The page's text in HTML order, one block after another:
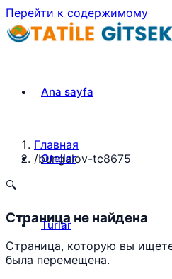
Перейти к содержимому
Ana sayfa
Oteller
Turlar
Главная
/bungalov-tc8675
🔍
Страница не найдена
Страница, которую вы
была перемещена.